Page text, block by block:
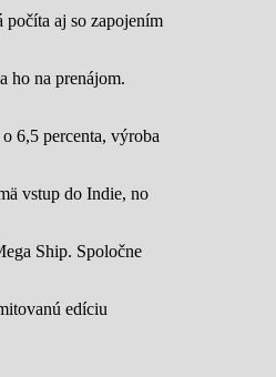
aj so zapojením
ho na prenájom.
6,5 percenta, výroba
vstup do Indie, no
Ship. Spoločne
edíciu